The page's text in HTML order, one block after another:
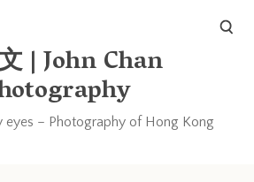
| John Chan
eyes – Photography of Hong Kong